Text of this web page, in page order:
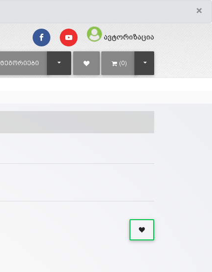
×
ავტორიზაცია
TOGGLE DROPDOWN(0) TOGGLE DROPDOWN